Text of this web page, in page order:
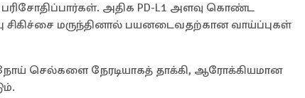
அதிக PD-L1 அளவு கொண்ட
மருந்தினால் பயனடைவதற்கான வாய்ப்புகள்
செல்களை நேரடியாகத் தாக்கி, ஆரோக்கியமான